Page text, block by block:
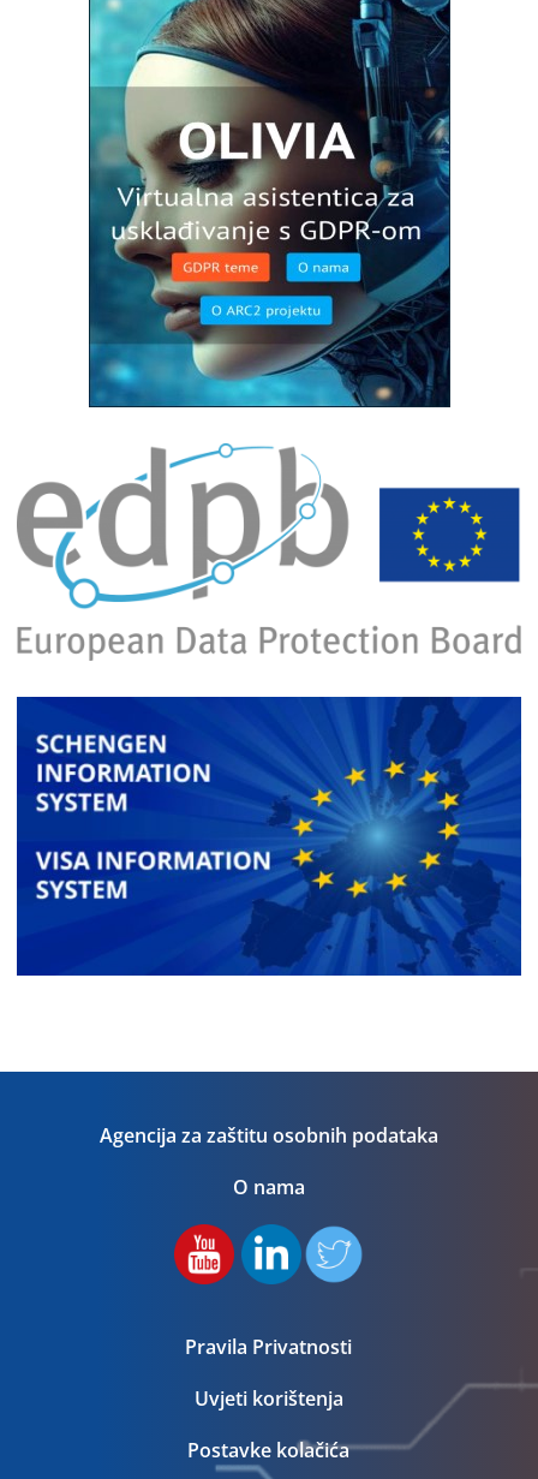
Agencija za zaštitu osobnih podataka
O nama
Pravila Privatnosti
Uvjeti korištenja
Postavke kolačića